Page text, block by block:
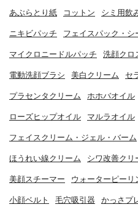
あぶらとり紙 コットン シミ用飲
ニキビパッチ フェイスパック・シ
マイクロニードルパッチ 洗顔クロ
電動洗顔ブラシ 美白クリーム セ
プラセンタクリーム ホホバオイル
ローズヒップオイル マルラオイル
フェイスクリーム・ジェル・バーム
ほうれい線クリーム シワ改善クリ
美顔スチーマー ウォーターピーリ
小顔ベルト 毛穴吸引器 かっさプ